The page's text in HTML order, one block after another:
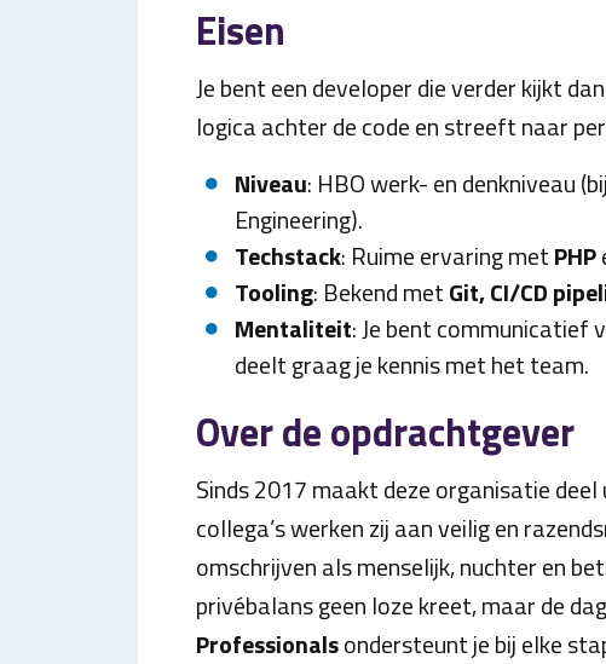
Eisen
Je bent een developer die verder kijkt
logica achter de code en streeft naar
Niveau: HBO werk- en denkniveau
Engineering).
Techstack: Ruime ervaring metPHP
Tooling: Bekend metGit, CI/CD
Mentaliteit: Je bent communicatief
deelt graag je kennis met het team.
Over de opdrachtgever
Sinds 2017 maakt deze organisatie
collega’s werken zij aan veilig en
omschrijven als menselijk, nuchter en
privébalans geen loze kreet, maar de
Professionalsondersteunt je bij elke